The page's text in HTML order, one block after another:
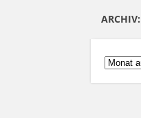
ARCHIV:
ARCHIV: